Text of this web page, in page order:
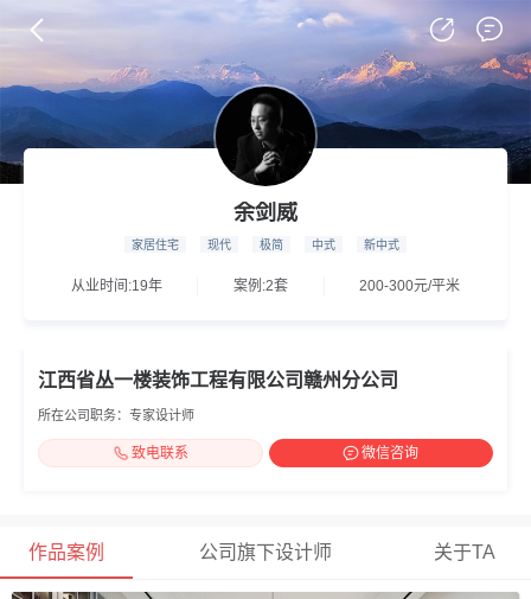
余剑威
家居住宅 现代 极简 中式 新中式
从业时间:19年 案例:2套 200-300元/平米
江西省丛一楼装饰工程有限公司赣州分公司
所在公司职务：专家设计师
致电联系 微信咨询
作品案例 公司旗下设计师 关于TA